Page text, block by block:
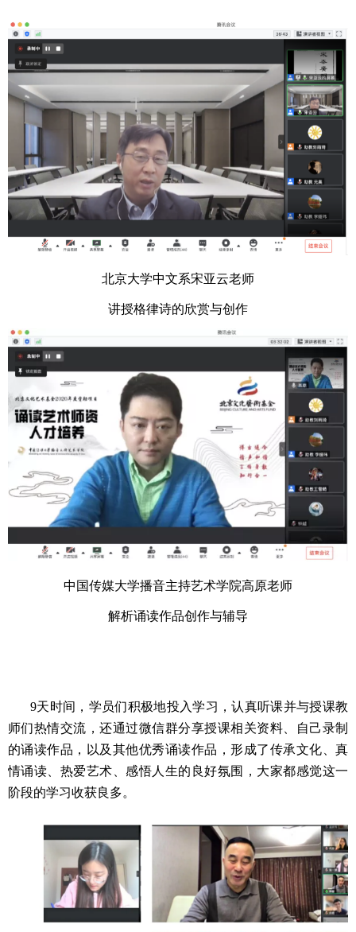
北京大学中文系宋亚云老师
讲授格律诗的欣赏与创作
中国传媒大学播音主持艺术学院高原老师
解析诵读作品创作与辅导
9天时间，学员们积极地投入学习，认真听课并与授课教
师们热情交流，还通过微信群分享授课相关资料、自己录制
的诵读作品，以及其他优秀诵读作品，形成了传承文化、真
情诵读、热爱艺术、感悟人生的良好氛围，大家都感觉这一
阶段的学习收获良多。